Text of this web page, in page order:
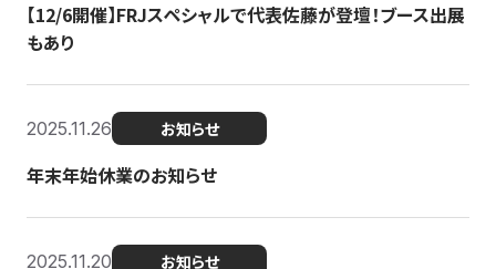
【12/6開催】FRJスペシャルで代表佐藤が登壇！ブース出展
もあり
2025.11.26 お知らせ
年末年始休業のお知らせ
2025.11.20 お知らせ